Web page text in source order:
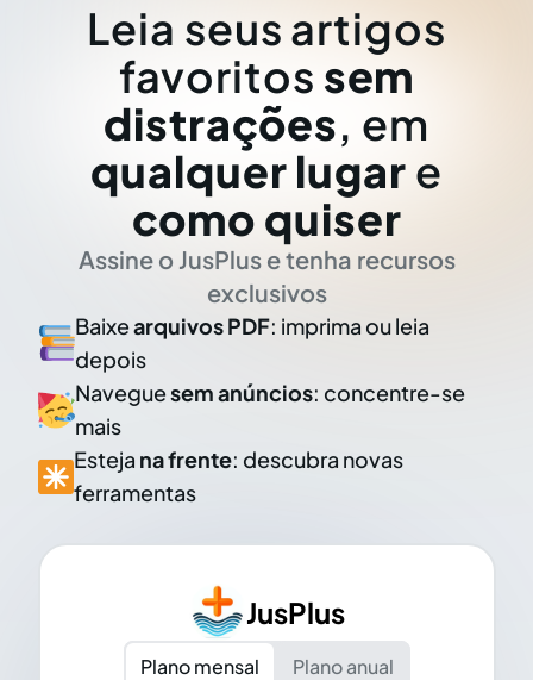
Leia seus artigos
favoritos sem
distrações, em
qualquer lugar e
como quiser
Assine o JusPlus e tenha recursos
exclusivos
Baixearquivos PDF: imprima ou leia
depois
Naveguesem anúncios: concentre-se
mais
Esteja na frente: descubra novas
ferramentas
JusPlus
Plano mensal
Plano anual